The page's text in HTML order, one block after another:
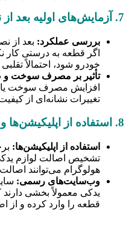
7. آزمایش‌های اولیه بعد از نصب
بررسی عملکرد: بعد از
اگر قطعه به درستی کار
خودرو شود، احتمالاً
تأثیر بر مصرف سوخت و
افزایش مصرف سوخت یا
تغییرات نشانه‌ای از
8. استفاده از اپلیکیشن‌ها و وب‌سایت‌های رسمی
استفاده از اپلیکیشن‌ها:
تشخیص اصالت لوازم
هولوگرام می‌توانند اصالت
وب‌سایت‌های رسمی:
یدکی معمولاً بخشی
قطعه را وارد کرده و